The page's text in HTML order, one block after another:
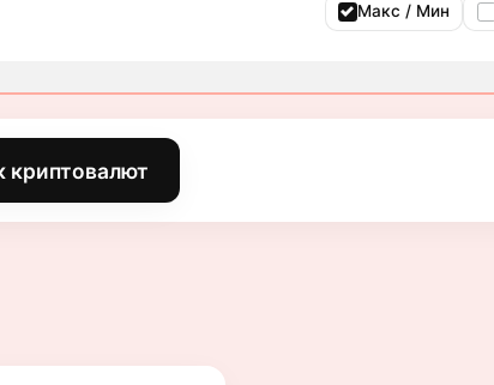
Макс / Мин
криптовалют